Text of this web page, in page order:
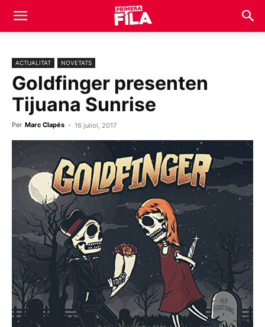
ACTUALITAT NOVETATS
Goldfinger presenten
Tijuana Sunrise
Per Marc Clapés - 16 juliol, 2017